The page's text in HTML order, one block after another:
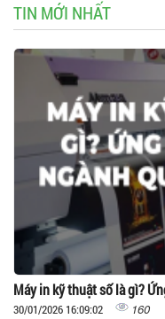
TIN MỚI NHẤT
Máy in kỹ thuật số là gì?
30/01/2026 16:09:02 160